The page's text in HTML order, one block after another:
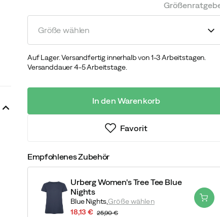
Größe wählen
Auf Lager. Versandfertig innerhalb von 1-3 Arbeitstagen.
Versanddauer 4-5 Arbeitstage.
In den Warenkorb
Favorit
Empfohlenes Zubehör
Urberg Women's Tree Tee Blue
Nights
Blue Nights,Größe wählen
18,13 € 25,90 €